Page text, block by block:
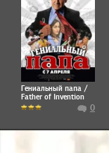
Гениальный папа /
Father of Invention
0